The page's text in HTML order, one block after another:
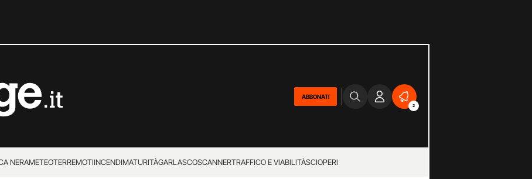
ABBONATI
2
NERAMETEOTERREMOTIINCENDIMATURITÀGARLASCOSCANNERTRAFFICO E VIABILITÀSCIOPERI